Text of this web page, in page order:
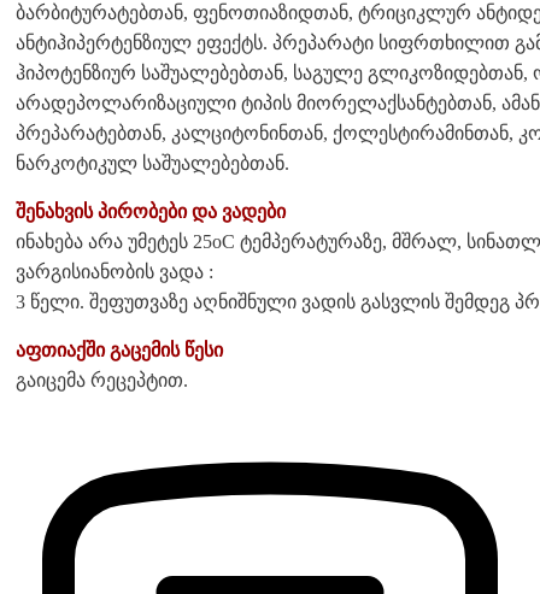
ბარბიტურატებთან, ფენოთიაზიდთან, ტრიციკლურ
ანტიჰიპერტენზიულ ეფექტს. პრეპარატი სიფრთხილით
ჰიპოტენზიურ საშუალებებთან, საგულე
არადეპოლარიზაციული ტიპის მიორელაქსანტებთან,
პრეპარატებთან, კალციტონინთან, ქოლესტირამინთან,
ნარკოტიკულ საშუალებებთან.
შენახვის პირობები და ვადები
ინახება არა უმეტეს 25oC ტემპერატურაზე, მშრალ,
ვარგისიანობის ვადა :
3 წელი. შეფუთვაზე აღნიშნული ვადის გასვლის შემდეგ
აფთიაქში გაცემის წესი
გაიცემა რეცეპტით.